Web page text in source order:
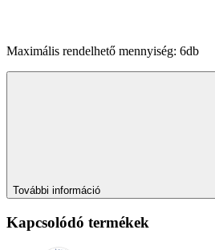
Maximális rendelhető mennyiség: 6db
További információ
Kapcsolódó termékek